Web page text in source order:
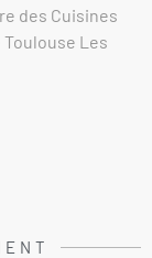
des Cuisines
Les